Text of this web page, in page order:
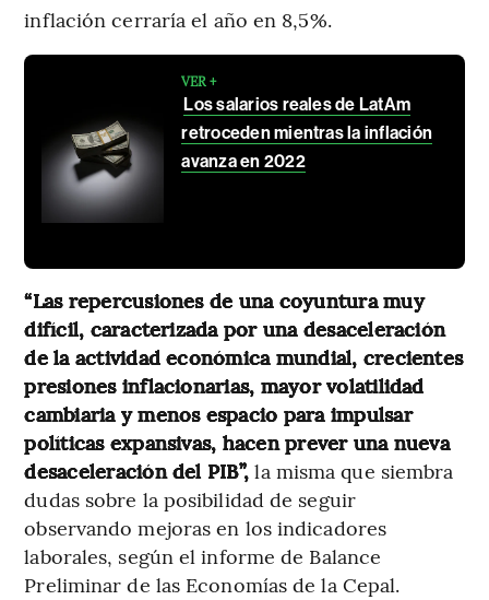
inflación cerraría el año en 8,5%.
VER +
Los salarios reales de LatAm
retroceden mientras la inflación
avanza en 2022
“Las repercusiones de una coyuntura muy
difícil, caracterizada por una desaceleración
de la actividad económica mundial, crecientes
presiones inflacionarias, mayor volatilidad
cambiaria y menos espacio para impulsar
políticas expansivas, hacen prever una nueva
desaceleración del PIB”,la misma que siembra
dudas sobre la posibilidad de seguir
observando mejoras en los indicadores
laborales, según el informe de Balance
Preliminar de las Economías de la Cepal.